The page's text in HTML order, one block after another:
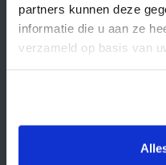
partners kunnen deze
informatie die u aan ze
verzameld op basis van
KvK nummer: 66384737